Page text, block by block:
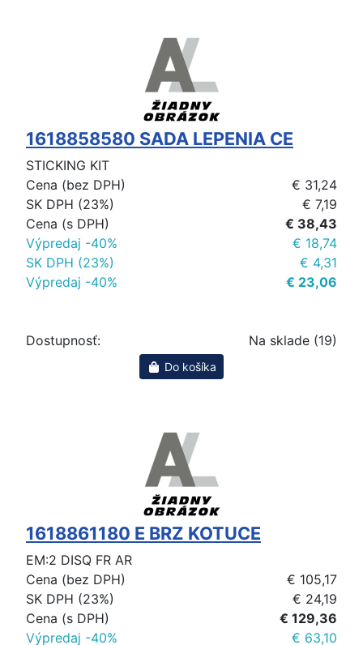
1618858580 SADA LEPENIA CE
STICKING KIT
Cena (bez DPH)
€ 31,24
SK DPH (23%)
€ 7,19
Cena (s DPH)
€ 38,43
Výpredaj -40%
€ 18,74
SK DPH (23%)
€ 4,31
Výpredaj -40%
€ 23,06
Dostupnosť: Na sklade (19)
Do košíka
1618861180 E BRZ KOTUCE
EM:2 DISQ FR AR
Cena (bez DPH)
€ 105,17
SK DPH (23%)
€ 24,19
Cena (s DPH)
€ 129,36
Výpredaj -40%
€ 63,10